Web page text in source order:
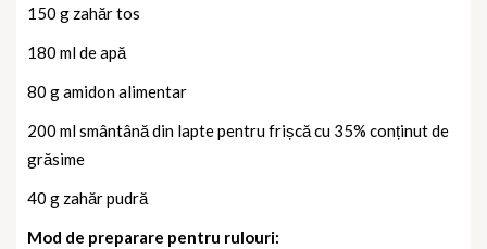
150 g zahăr tos
180 ml de apă
80 g amidon alimentar
200 ml smântână din lapte pentru frișcă cu 35% conținut de
grăsime
40 g zahăr pudră
Mod de preparare pentru rulouri: